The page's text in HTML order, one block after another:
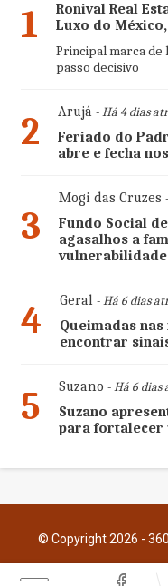
1
Ronival Real
Luxo do
Principal marca de
passo decisivo
2 Arujá- Há 4 dias
Feriado do
abre e fecha
3
Mogi das Cruzes
Fundo Social
agasalhos a
vulnerabilidade
4 Geral- Há 6 dias
Queimadas
encontrar
5 Suzano - Há 6 dias
Suzano
para fortalecer
© Copyright 2026 -